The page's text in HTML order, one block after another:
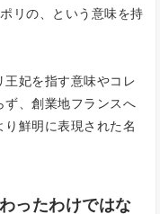
リの、という意味を持
妃を指す意味やコレ
、創業地フランスへ
鮮明に表現された名
ったわけではな